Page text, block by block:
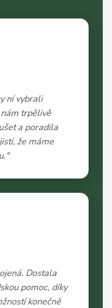
ní vybrali
trpělivě
a poradila
že máme
Dostala
pomoc, díky
konečně